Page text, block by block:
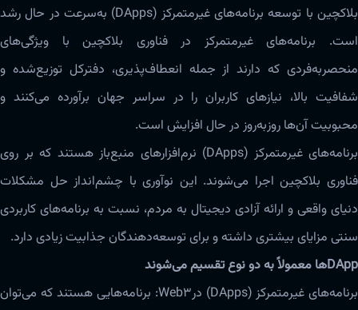
بلاکچین با توسعه برنامه‌های غیرمتمرکز (DApps) به‌سرعت در حال رشد
است. برنامه‌های غیرمتمرکز در فناوری بلاکچین با ویژگی‌های‌‌
منحصربه‌فردی که دارند از جمله انعطاف‌‌‌‌‌پذیری، دفترکل توزیع‌شده و
شفافیت بالا، نیازهای کاربران را در سراسر جهان برآورده می‌کنند و
محبوبیت‌ آن‌ها روزبه‌روز در حال افزایش است.
برنامه‌های غیرمتمرکز (DApps) ‌‌نرم‌افزارهای ‌‌‌‌منبع‌باز هستند که بر روی
فناوری بلاکچین اجرا‌ می‌شوند. این نوآوری با چشم‌انداز حل مشکلات
دنیای واقعی و ارائه‌ آزادی دیجیتال به مردم، نسبت به برنامه‌های کاربردی
سنتی مزایای بیشتری داشته و برای توسعه‌دهندگان جذابیت زیادی دارد.
DApp‌ها معمولاً به دو نوع تقسیم‌ می‌شوند
برنامه‌های غیرمتمرکز (DApps) درWeb3:‌‌ برنامه‌هایی هستند که‌ می‌توان‌